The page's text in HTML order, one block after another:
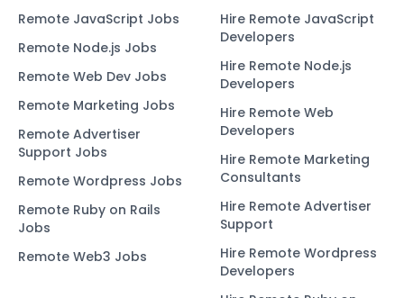
Remote JavaScript Jobs
Remote Node.js Jobs
Remote Web Dev Jobs
Remote Marketing Jobs
Remote Advertiser
Support Jobs
Remote Wordpress Jobs
Remote Ruby on Rails
Jobs
Remote Web3 Jobs
Hire Remote JavaScript
Developers
Hire Remote Node.js
Developers
Hire Remote Web
Developers
Hire Remote Marketing
Consultants
Hire Remote Advertiser
Support
Hire Remote Wordpress
Developers